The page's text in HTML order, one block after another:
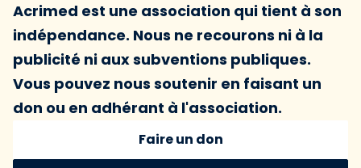
Acrimed est une association qui tient à son
indépendance. Nous ne recourons ni à la
publicité ni aux subventions publiques.
Vous pouvez nous soutenir en faisant un
don ou en adhérant à l'association.
Faire un don